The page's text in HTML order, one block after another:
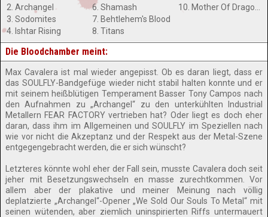
2. Archangel
3. Sodomites
4. Ishtar Rising
6. Shamash
7. Behtlehem's Blood
8. Titans
Die Bloodchamber meint:
Max Cavalera ist mal wieder angepisst. Ob es daran liegt, dass er
das SOULFLY-Bandgefüge wieder nicht stabil halten konnte und er
mit seinem heißblütigen Temperament Basser Tony Campos nach
den Aufnahmen zu „Archangel“ zu den unterkühlten Industrial
Metallern FEAR FACTORY vertrieben hat? Oder liegt es doch eher
daran, dass ihm im Allgemeinen und SOULFLY im Speziellen nach
wie vor nicht die Akzeptanz und der Respekt aus der Metal-Szene
entgegengebracht werden, die er sich wünscht?
Letzteres könnte wohl eher der Fall sein, musste Cavalera doch seit
jeher mit Besetzungswechseln en masse zurechtkommen. Vor
allem aber der plakative und meiner Meinung nach völlig
deplatzierte „Archangel“-Opener „We Sold Our Souls To Metal“ mit
seinen wütenden, aber ziemlich uninspirierten Riffs untermauert